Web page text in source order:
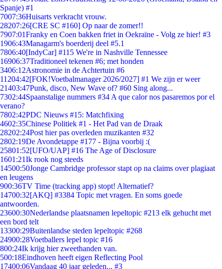
Spanje) #1
7007:36Huisarts verkracht vrouw.
28207:26[CRE SC #160] Op naar de zomer!!
7907:01Franky en Coen bakken friet in Oekraïne - Volg ze hier! #3
1906:43Managarm's boerderij deel #5.1
7806:40[IndyCar] #115 We're in Nashville Tennessee
16906:37Traditioneel tekenen #6; met honden
3406:12Astronomie in de Achtertuin #6
11204:42[FOK!Voetbalmanager 2026/2027] #1 We zijn er weer
21403:47Punk, disco, New Wave of? #60 Sing along...
7302:44Spaanstalige nummers #34 A que calor nos pasaremos por el
verano?
7802:42PDC Nieuws #15: Matchfixing
4602:35Chinese Politiek #1 - Het Pad van de Draak
28202:24Post hier pas overleden muzikanten #32
2802:19De Avondetappe #177 - Bijna voorbij :(
25801:52[UFO/UAP] #16 The Age of Disclosure
1601:21Ik rook nog steeds
14500:50Jonge Cambridge professor stapt op na claims over plagiaat
en leugens
900:36TV Time (tracking app) stopt! Alternatief?
14700:32[AKQ] #3384 Topic met vragen. En soms goede
antwoorden.
23600:30Nederlandse plaatsnamen lepeltopic #213 elk gehucht met
een bord telt
13300:29Buitenlandse steden lepeltopic #268
24900:28Voetballers lepel topic #16
800:24Ik krijg hier zweethanden van.
500:18Eindhoven heeft eigen Reflecting Pool
17400:06Vandaag 40 jaar geleden... #3